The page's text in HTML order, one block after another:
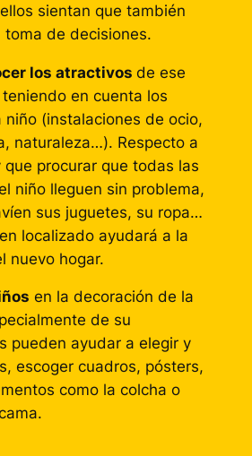
sientan que también
toma de decisiones.
los atractivos de ese
en cuenta los
(instalaciones de ocio,
naturaleza…). Respecto a
que procurar que todas las
niño lleguen sin problema,
sus juguetes, su ropa…
localizado ayudará a la
nuevo hogar.
en la decoración de la
de su
pueden ayudar a elegir y
escoger cuadros, pósters,
como la colcha o